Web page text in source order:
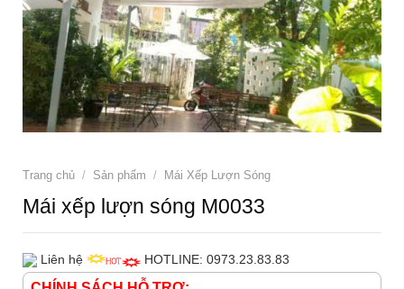
Trang chủ / Sản phẩm / Mái Xếp Lượn Sóng
Mái xếp lượn sóng M0033
Liên hệ HOTLINE: 0973.23.83.83